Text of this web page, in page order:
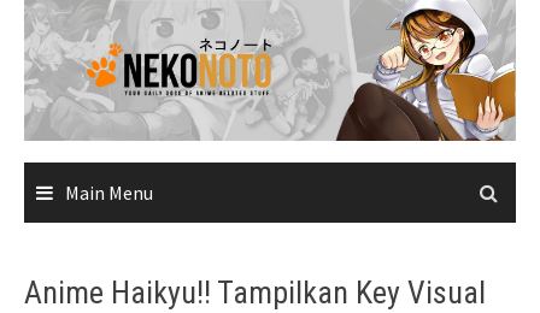
Skip
content
Main Menu
Anime Haikyu!! Tampilkan Key Visual